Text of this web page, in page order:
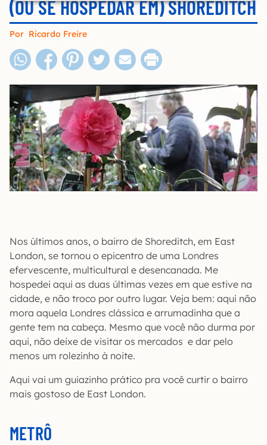
(OU SE HOSPEDAR EM) SHOREDITCH
Por Ricardo Freire
Nos últimos anos, o bairro de Shoreditch, em East
London, se tornou o epicentro de uma Londres
efervescente, multicultural e desencanada. Me
hospedei aqui as duas últimas vezes em que estive na
cidade, e não troco por outro lugar. Veja bem: aqui não
mora aquela Londres clássica e arrumadinha que a
gente tem na cabeça. Mesmo que você não durma por
aqui, não deixe de visitar os mercados e dar pelo
menos um rolezinho à noite.
Aqui vai um guiazinho prático pra você curtir o bairro
mais gostoso de East London.
METRÔ